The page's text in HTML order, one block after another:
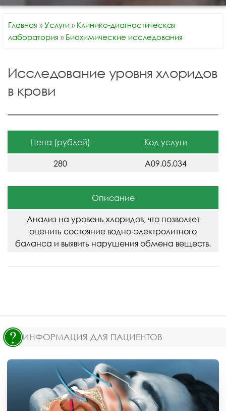
Главная » Услуги » Клинико-диагностическая
лаборатория » Биохимические исследования
Исследование уровня хлоридов
в крови
Цена (рублей) Код услуги
280 A09.05.034
Описание
Анализ на уровень хлоридов, что позволяет
оценить состояние водно-электролитного
баланса и выявить нарушения обмена веществ.
ИНФОРМАЦИЯ ДЛЯ ПАЦИЕНТОВ